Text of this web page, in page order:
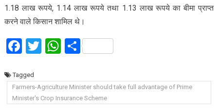
1.18 लाख रूपये, 1.14 लाख रूपये तथा 1.13 लाख रूपये का बीमा प्राप्त
करने वाले किसान शामिल थे।
Facebook
Twitter
WhatsApp
Share
Tagged
Farmers-Agriculture Minister should take full advantage of Prime
Minister's Crop Insurance Scheme